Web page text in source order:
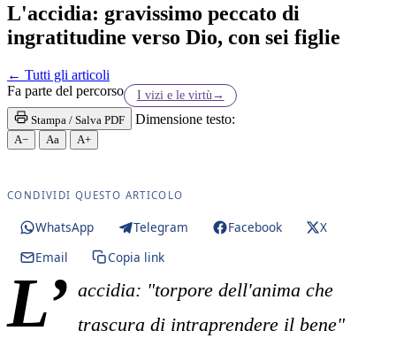
L'accidia: gravissimo peccato di
ingratitudine verso Dio, con sei figlie
← Tutti gli articoli
Fa parte del percorso
I vizi e le virtù →
Stampa / Salva PDF
Dimensione testo:
A− Aa A+
CONDIVIDI QUESTO ARTICOLO
WhatsApp Telegram Facebook
X
Email
Copia link
L’ accidia: "torpore dell'anima che
trascura di intraprendere il bene"